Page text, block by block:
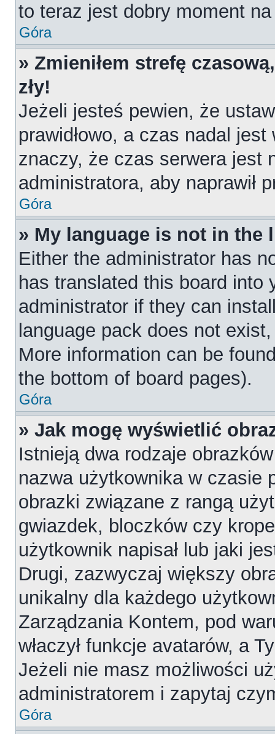
to teraz jest dobry moment
Góra
» Zmieniłem strefę
zły!
Jeżeli jesteś pewien, że
prawidłowo, a czas nadal
znaczy, że czas serwera jest
administratora, aby naprawił
Góra
» My language is not in the
Either the administrator has
has translated this board into
administrator if they can
language pack does not
More information can be
the bottom of board pages).
Góra
» Jak mogę wyświetlić
Istnieją dwa rodzaje
nazwa użytkownika w czasie
obrazki związane z rangą
gwiazdek, bloczków czy
użytkownik napisał lub jaki
Drugi, zazwyczaj większy
unikalny dla każdego
Zarządzania Kontem, pod
właczył funkcje avatarów, a
Jeżeli nie masz możliwości
administratorem i zapytaj
Góra